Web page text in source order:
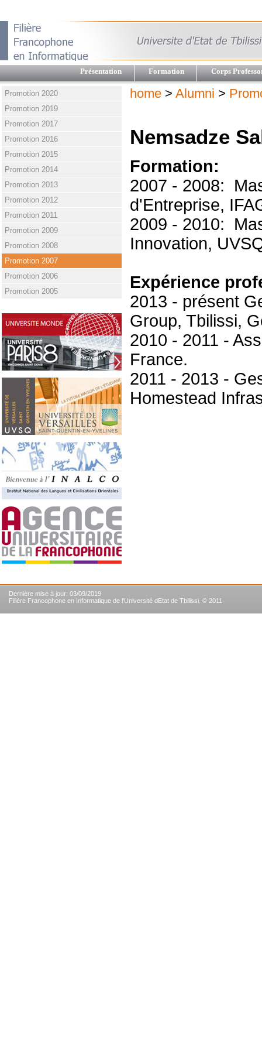
Présentation Formation Corps
Promotion 2020
Promotion 2019
Promotion 2017
Promotion 2016
Promotion 2015
Promotion 2014
Promotion 2013
Promotion 2012
Promotion 2011
Promotion 2009
Promotion 2008
Promotion 2007
Promotion 2006
Promotion 2005
home > Alumni >
Nemsadze
Formation:
2007 - 2008:
d'Entreprise,
2009 - 2010:
Innovation,
Expérience
2013 - présent
Group, Tbilissi,
2010 - 2011 -
France.
2011 - 2013 -
Homestead
Dernière mise à jour: 03/09/2019
Filière Francophone en Informatique de l'Université dEtat de Tbilissi. © 2011